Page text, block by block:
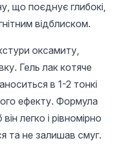
що поєднує глибокі,
відблиском.
оксамиту,
Гель лак котяче
в 1-2 тонкі
ефекту. Формула
легко і рівномірно
та не залишав смуг.